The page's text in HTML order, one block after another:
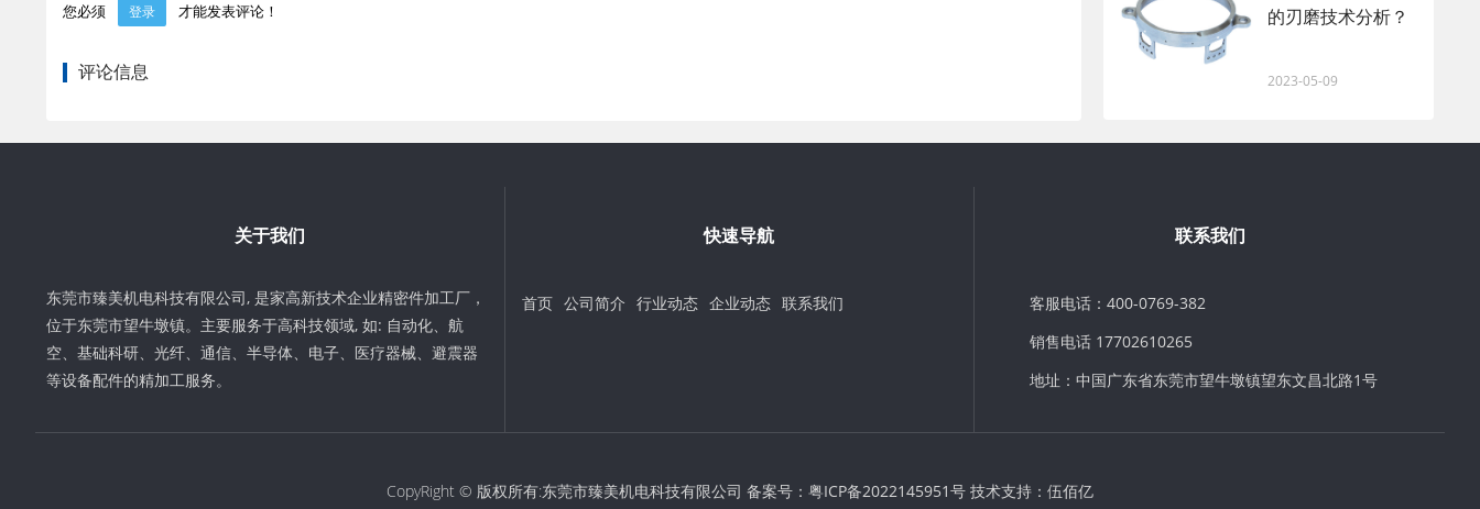
您必须 登录 才能发表评论！
评论信息
的刃磨技术分析？
2023-05-09
关于我们
东莞市臻美机电科技有限公司, 是家高新技术企业精密件加工厂，
位于东莞市望牛墩镇。主要服务于高科技领域, 如: 自动化、航
空、基础科研、光纤、通信、半导体、电子、医疗器械、避震器
等设备配件的精加工服务。
快速导航
首页 公司简介 行业动态 企业动态 联系我们
联系我们
客服电话：400-0769-382
销售电话 17702610265
地址：中国广东省东莞市望牛墩镇望东文昌北路1号
CopyRight © 版权所有:东莞市臻美机电科技有限公司 备案号： 粤ICP备2022145951号 技术支持： 伍佰亿